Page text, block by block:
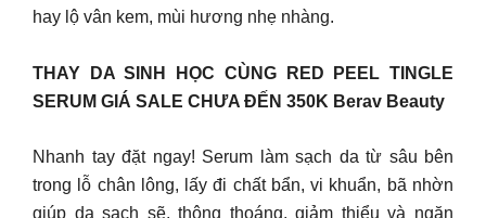
hay lộ vân kem, mùi hương nhẹ nhàng.
THAY DA SINH HỌC CÙNG RED PEEL TINGLE
SERUM GIÁ SALE CHƯA ĐẾN 350K Berav Beauty
Nhanh tay đặt ngay! Serum làm sạch da từ sâu bên
trong lỗ chân lông, lấy đi chất bẩn, vi khuẩn, bã nhờn
giúp da sạch sẽ, thông thoáng, giảm thiểu và ngăn